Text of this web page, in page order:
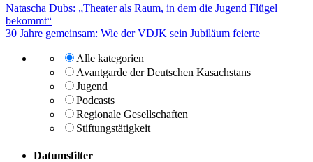
Beitragsnavigation
Natascha Dubs: „Theater als Raum, in dem die Jugend Flügel
bekommt“
30 Jahre gemeinsam: Wie der VDJK sein Jubiläum feierte
Alle kategorien
Avantgarde der Deutschen Kasachstans
Jugend
Podcasts
Regionale Gesellschaften
Stiftungstätigkeit
Datumsfilter